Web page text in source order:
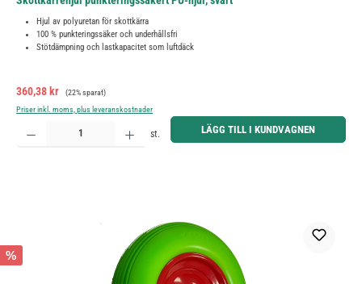
Hjul av polyuretan för skottkärra
100 % punkteringssäker och underhållsfri
Stötdämpning och lastkapacitet som luftdäck
Försäljningspris:
360,38 kr Ordinarie pris:
(22% sparat)
Priser inkl. moms, plus leveranskostnader
Produktkvantitet: Ange önskat belopp eller använd knapparna för att öka eller minska kvantiteten.
st. LÄGG TILL I KUNDVAGNEN
%